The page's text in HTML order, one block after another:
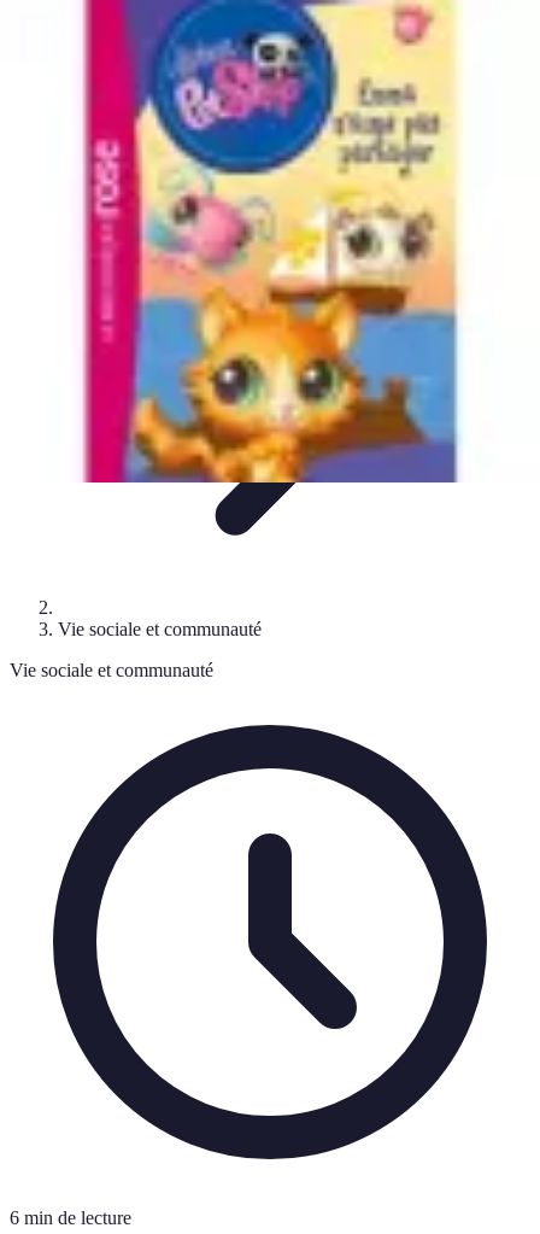
InspirationÉquipement et MatérielDéveloppement
Développement Personnel
Passion du Padel
Vie sociale et communauté
Vie sociale et communauté
6 min de lecture